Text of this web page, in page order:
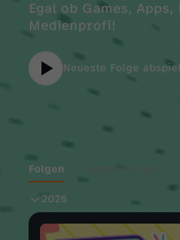
Egal ob Games,
Medienprofi!
Neueste Folge
Folgen Empfehlungen
2026
2